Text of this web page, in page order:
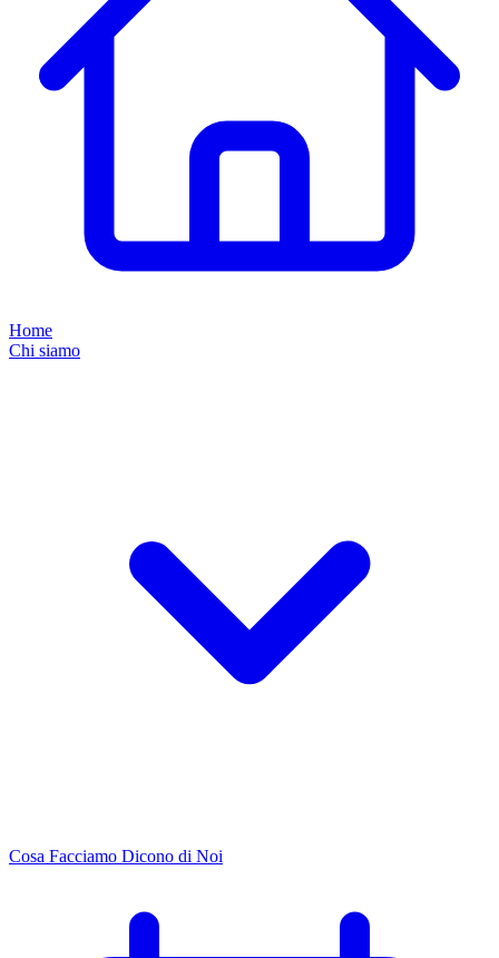
Home
Chi siamo
Cosa Facciamo Dicono di Noi